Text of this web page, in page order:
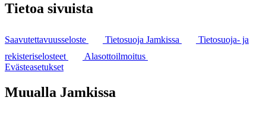
Tietoa sivuista
Saavutettavuusseloste Tietosuoja Jamkissa
Tietosuoja- ja
rekisteriselosteet
Alasottoilmoitus
Evästeasetukset
Muualla Jamkissa